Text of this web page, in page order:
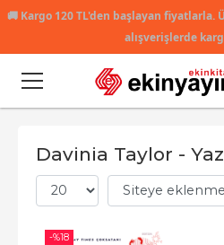
🚚 Kargo 120 TL'den başlayan fiyatlarla.
alışverişlerde
Davinia Taylor -
-%18